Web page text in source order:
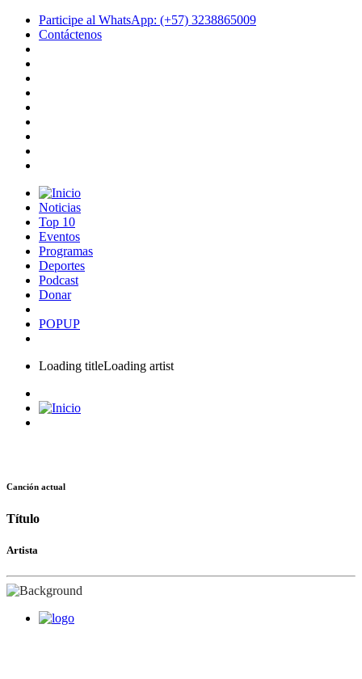
Participe al WhatsApp: (+57) 3238865009
Contáctenos
Noticias
Top 10
Eventos
Programas
Deportes
Podcast
Donar
POPUP
Loading titleLoading artist
Canción actual
Título
Artista